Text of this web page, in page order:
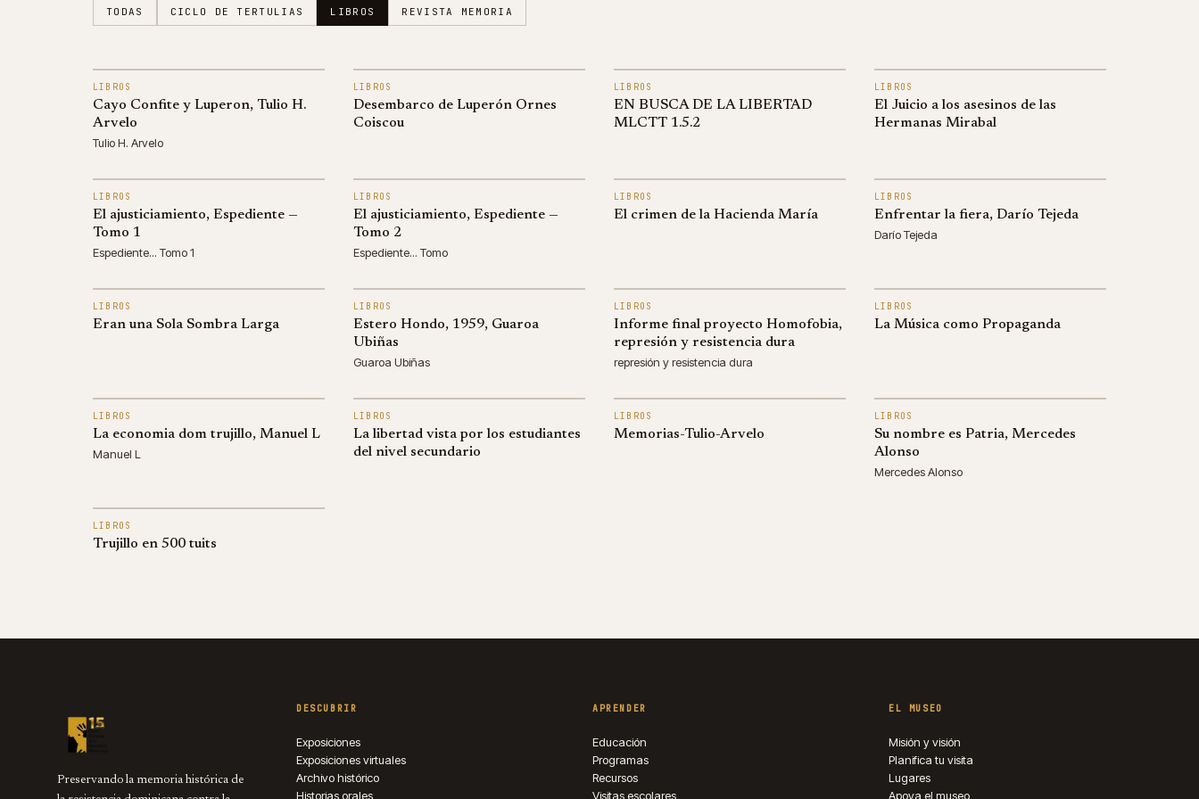
TODAS CICLO DE TERTULIAS LIBROS REVISTA MEMORIA
LIBROS
Cayo Confite y Luperon, Tulio H.
Arvelo
Tulio H. Arvelo
LIBROS
Desembarco de Luperón Ornes
Coiscou
LIBROS
EN BUSCA DE LA LIBERTAD
MLCTT 1.5.2
LIBROS
El Juicio a los asesinos de las
Hermanas Mirabal
LIBROS
El ajusticiamiento, Espediente —
Tomo 1
Espediente... Tomo 1
LIBROS
El ajusticiamiento, Espediente —
Tomo 2
Espediente... Tomo
LIBROS
El crimen de la Hacienda María
LIBROS
Enfrentar la fiera, Darío Tejeda
Darío Tejeda
LIBROS
Eran una Sola Sombra Larga
LIBROS
Estero Hondo, 1959, Guaroa
Ubiñas
Guaroa Ubiñas
LIBROS
Informe final proyecto Homofobia,
represión y resistencia dura
represión y resistencia dura
LIBROS
La Música como Propaganda
LIBROS
La economia dom trujillo, Manuel L
Manuel L
LIBROS
La libertad vista por los estudiantes
del nivel secundario
LIBROS
Memorias-Tulio-Arvelo
LIBROS
Su nombre es Patria, Mercedes
Alonso
Mercedes Alonso
LIBROS
Trujillo en 500 tuits
Preservando la memoria histórica de
DESCUBRIR
Exposiciones
Exposiciones virtuales
Archivo histórico
Historias orales
APRENDER
Educación
Programas
Recursos
Visitas escolares
EL MUSEO
Misión y visión
Planifica tu visita
Lugares
Apoya el museo